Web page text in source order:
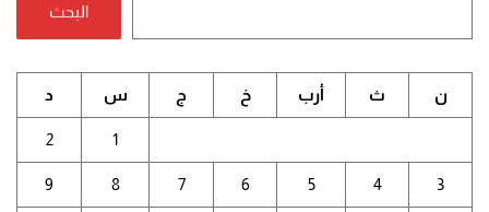
البحث
ن ث أرب خ ج س د
1
2
3
4
5
6
7
8
9